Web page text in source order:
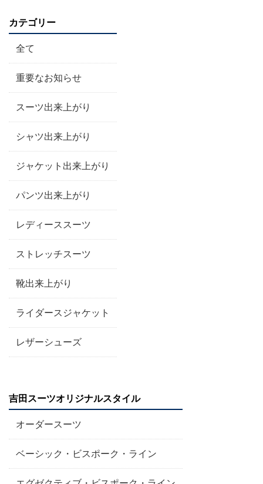
カテゴリー
全て
重要なお知らせ
スーツ出来上がり
シャツ出来上がり
ジャケット出来上がり
パンツ出来上がり
レディーススーツ
ストレッチスーツ
靴出来上がり
ライダースジャケット
レザーシューズ
吉田スーツオリジナルスタイル
オーダースーツ
ベーシック・ビスポーク・ライン